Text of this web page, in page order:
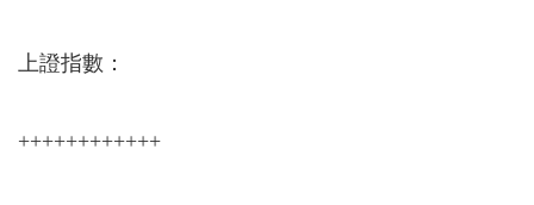
上證指數：
++++++++++++